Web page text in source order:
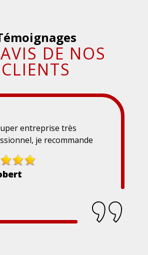
DE NOS
CLIENTS
entreprise très
je recommande